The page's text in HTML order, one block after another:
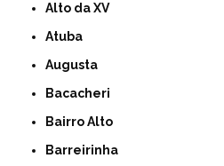
Alto da XV
Atuba
Augusta
Bacacheri
Bairro Alto
Barreirinha